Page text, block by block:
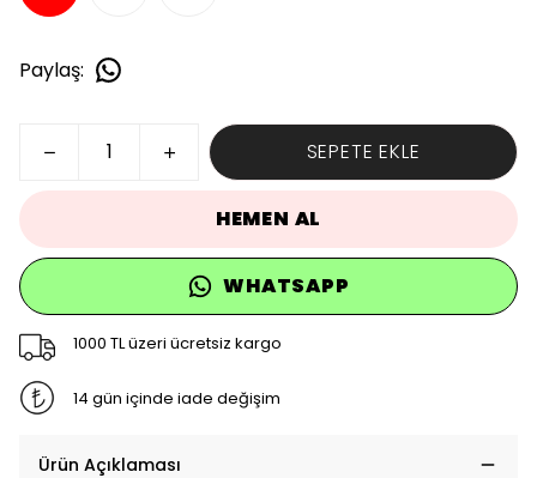
Paylaş:
SEPETE EKLE
HEMEN AL
WHATSAPP
1000 TL üzeri ücretsiz kargo
14 gün içinde iade değişim
Ürün Açıklaması